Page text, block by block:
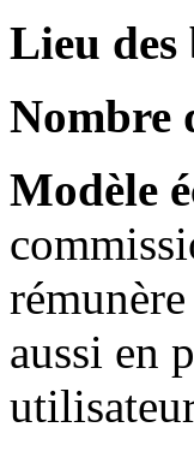
Lieu des
Nombre
Modèle
aussi en